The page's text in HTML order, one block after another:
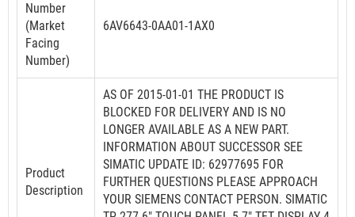
Number
(Market
Facing
Number)
6AV6643-0AA01-1AX0
Product
Description
AS OF 2015-01-01 THE PRODUCT IS
BLOCKED FOR DELIVERY AND IS NO
LONGER AVAILABLE AS A NEW PART.
INFORMATION ABOUT SUCCESSOR SEE
SIMATIC UPDATE ID: 62977695 FOR
FURTHER QUESTIONS PLEASE APPROACH
YOUR SIEMENS CONTACT PERSON. SIMATIC